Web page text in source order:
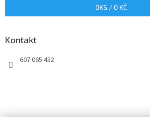
0KS / 0 KČ
Kontakt
607 065 452